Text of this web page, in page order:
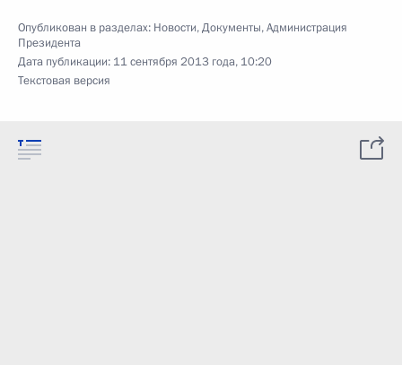
Опубликован в разделах: Новости,Документы,Администрация
Президента
Дата публикации: 11 сентября 2013 года, 10:20
Текстовая версия